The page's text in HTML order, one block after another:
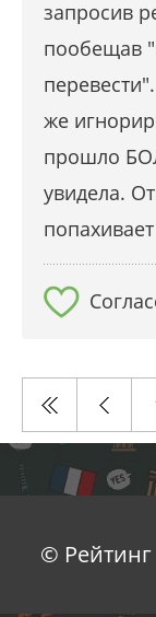
запросив
пообещав
же
прошло
увидела.
©